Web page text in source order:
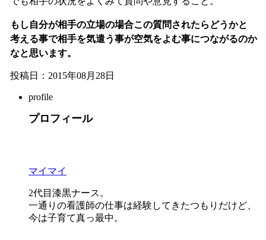
もし自分が相手の立場の場合この質問されたらどうかと
考える事で相手を気遣う事が空気をよむ事につながるのか
なと思います。
投稿日：2015年08月28日
profile
プロフィール
マイマイ
2代目漆黒ナース。
一通りの看護師の仕事は経験してきたつもりだけど、
今は子育て真っ最中。